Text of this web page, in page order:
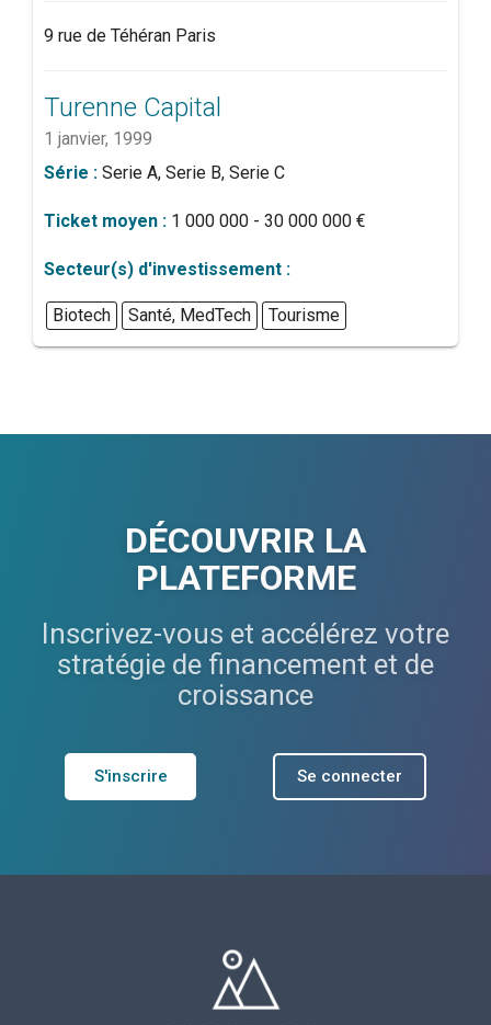
9 rue de Téhéran Paris
Turenne Capital
1 janvier, 1999
Série : Serie A, Serie B, Serie C
Ticket moyen : 1 000 000 - 30 000 000 €
Secteur(s) d'investissement :
Biotech Santé, MedTech Tourisme
DÉCOUVRIR LA
PLATEFORME
Inscrivez-vous et accélérez votre
stratégie de financement et de
croissance
S'inscrire Se connecter